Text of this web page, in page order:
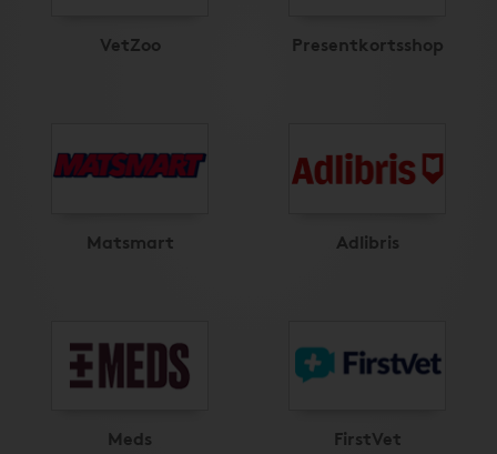
VetZoo Presentkortsshop
Matsmart Adlibris
Meds FirstVet